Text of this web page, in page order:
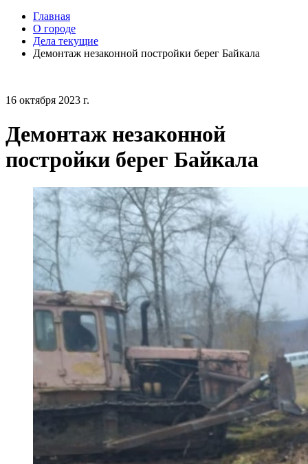
Главная
О городе
Дела текущие
Демонтаж незаконной постройки берег Байкала
16 октября 2023 г.
Демонтаж незаконной
постройки берег Байкала